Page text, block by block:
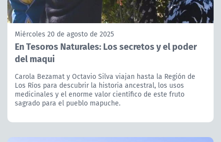
Miércoles 20 de agosto de 2025
En Tesoros Naturales: Los secretos y el poder
del maqui
Carola Bezamat y Octavio Silva viajan hasta la Región de
Los Ríos para descubrir la historia ancestral, los usos
medicinales y el enorme valor científico de este fruto
sagrado para el pueblo mapuche.